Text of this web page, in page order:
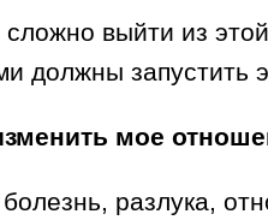
выйти из
должны запустить
мое
разлука,